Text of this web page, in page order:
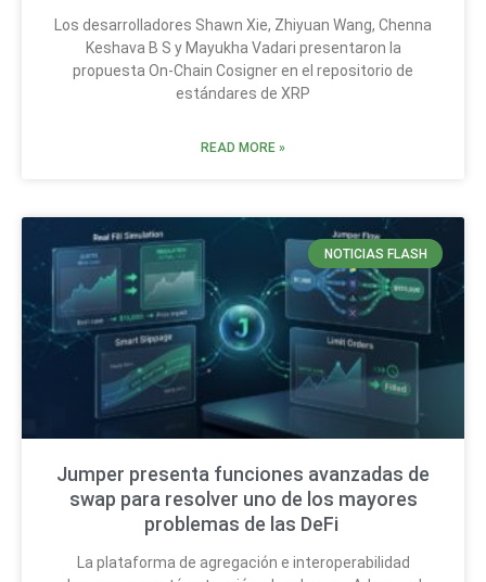
Los desarrolladores Shawn Xie, Zhiyuan Wang, Chenna
Keshava B S y Mayukha Vadari presentaron la
propuesta On-Chain Cosigner en el repositorio de
estándares de XRP
READ MORE »
NOTICIAS FLASH
Jumper presenta funciones avanzadas de
swap para resolver uno de los mayores
problemas de las DeFi
La plataforma de agregación e interoperabilidad